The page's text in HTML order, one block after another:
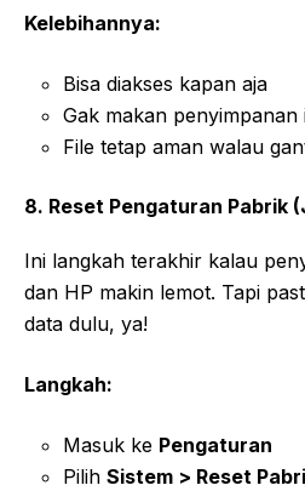
Kelebihannya:
Bisa diakses kapan aja
Gak makan penyimpanan
File tetap aman walau
8. Reset Pengaturan Pabrik
Ini langkah terakhir kalau
dan HP makin lemot. Tapi
data dulu, ya!
Langkah:
Masuk ke Pengaturan
Pilih Sistem > Reset